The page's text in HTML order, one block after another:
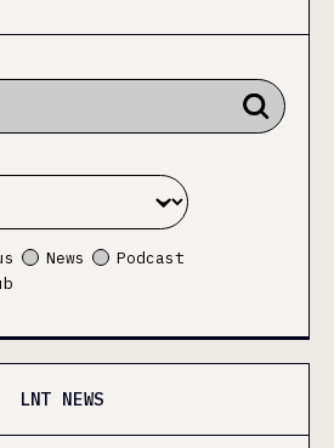
News
Podcast
LNT NEWS